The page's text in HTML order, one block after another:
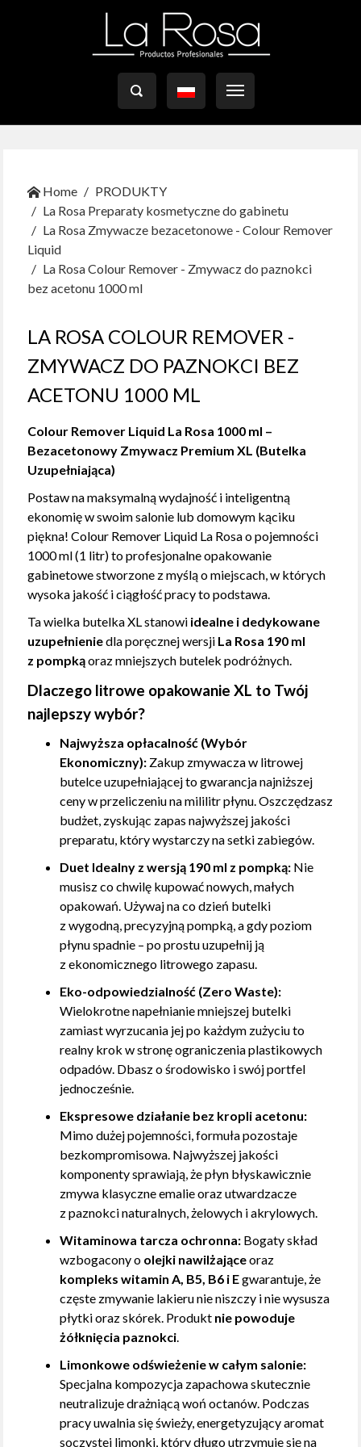

Home
PRODUKTY
La Rosa Preparaty kosmetyczne do gabinetu
La Rosa Zmywacze bezacetonowe - Colour Remover
Liquid
La Rosa Colour Remover - Zmywacz do paznokci
bez acetonu 1000 ml
LA ROSA COLOUR REMOVER -
ZMYWACZ DO PAZNOKCI BEZ
ACETONU 1000 ML
Colour Remover Liquid La Rosa 1000 ml –
Bezacetonowy Zmywacz Premium XL (Butelka
Uzupełniająca)
Postaw na maksymalną wydajność i inteligentną
ekonomię w swoim salonie lub domowym kąciku
piękna! Colour Remover Liquid La Rosa o pojemności
1000 ml (1 litr) to profesjonalne opakowanie
gabinetowe stworzone z myślą o miejscach, w których
wysoka jakość i ciągłość pracy to podstawa.
Ta wielka butelka XL stanowi idealne i dedykowane
uzupełnieniedla poręcznej wersji La Rosa 190 ml
z pompkąoraz mniejszych butelek podróżnych.
Dlaczego litrowe opakowanie XL to Twój
najlepszy wybór?
Najwyższa opłacalność (Wybór
Ekonomiczny): Zakup zmywacza w litrowej
butelce uzupełniającej to gwarancja najniższej
ceny w przeliczeniu na mililitr płynu. Oszczędzasz
budżet, zyskując zapas najwyższej jakości
preparatu, który wystarczy na setki zabiegów.
Duet Idealny z wersją 190 ml z pompką: Nie
musisz co chwilę kupować nowych, małych
opakowań. Używaj na co dzień butelki
z wygodną, precyzyjną pompką, a gdy poziom
płynu spadnie – po prostu uzupełnij ją
z ekonomicznego litrowego zapasu.
Eko-odpowiedzialność (Zero Waste):
Wielokrotne napełnianie mniejszej butelki
zamiast wyrzucania jej po każdym zużyciu to
realny krok w stronę ograniczenia plastikowych
odpadów. Dbasz o środowisko i swój portfel
jednocześnie.
Ekspresowe działanie bez kropli acetonu:
Mimo dużej pojemności, formuła pozostaje
bezkompromisowa. Najwyższej jakości
komponenty sprawiają, że płyn błyskawicznie
zmywa klasyczne emalie oraz utwardzacze
z paznokci naturalnych, żelowych i akrylowych.
Witaminowa tarcza ochronna: Bogaty skład
wzbogacony o olejki nawilżająceoraz
kompleks witamin A, B5, B6 i Egwarantuje, że
częste zmywanie lakieru nie niszczy i nie wysusza
płytki oraz skórek. Produkt nie powoduje
żółknięcia paznokci.
Limonkowe odświeżenie w całym salonie:
Specjalna kompozycja zapachowa skutecznie
neutralizuje drażniącą woń octanów. Podczas
pracy uwalnia się świeży, energetyzujący aromat
soczystej limonki, który długo utrzymuje się na